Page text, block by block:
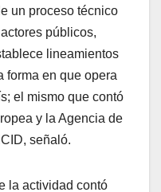
un proceso técnico
públicos,
lineamientos
forma en que opera
el mismo que contó
y la Agencia de
señaló.
la actividad contó